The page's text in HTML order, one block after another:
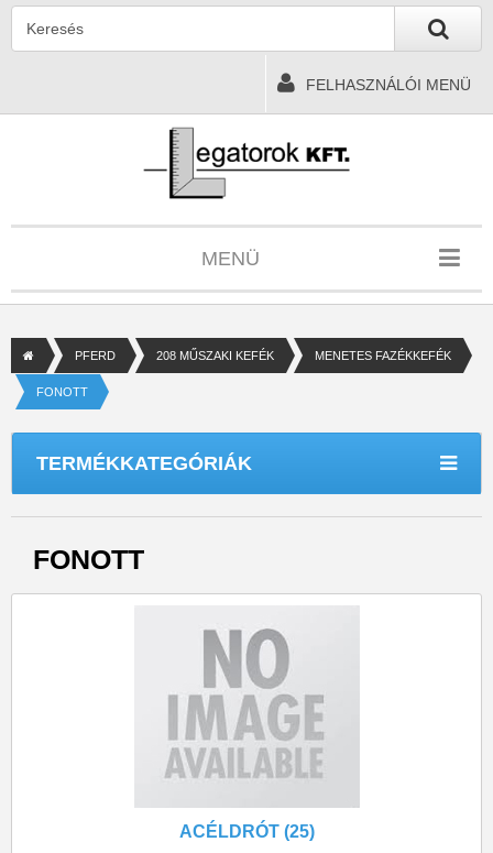
FELHASZNÁLÓI MENÜ
MENÜ
PFERD 208 MŰSZAKI KEFÉK MENETES FAZÉKKEFÉK
FONOTT
TERMÉKKATEGÓRIÁK
FONOTT
ACÉLDRÓT (25)